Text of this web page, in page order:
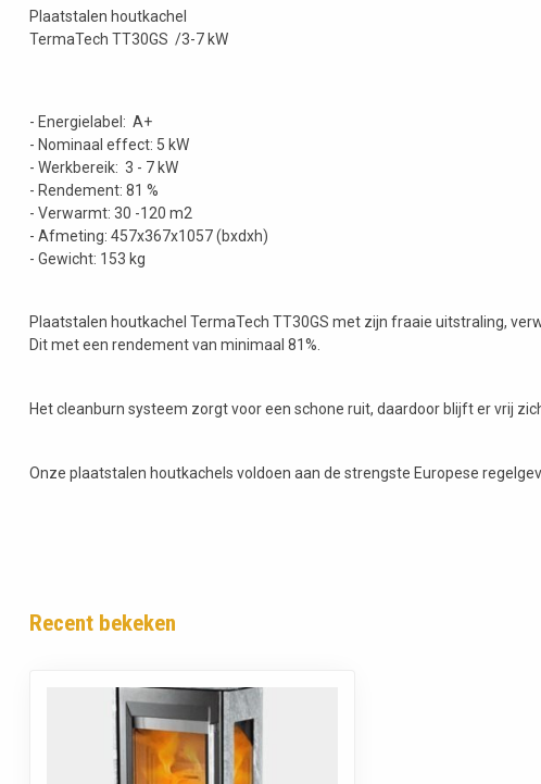
Plaatstalen houtkachel
TermaTech TT30GS /3-7 kW
- Energielabel: A+
- Nominaal effect: 5 kW
- Werkbereik: 3 - 7 kW
- Rendement: 81 %
- Verwarmt: 30 -120 m2
- Afmeting: 457x367x1057 (bxdxh)
- Gewicht: 153 kg
Plaatstalen houtkachel TermaTech TT30GS met zijn fraaie uitstraling,
Dit met een rendement van minimaal 81%.
Het cleanburn systeem zorgt voor een schone ruit, daardoor blijft er vrij
Onze plaatstalen houtkachels voldoen aan de strengste Europese
Recent bekeken